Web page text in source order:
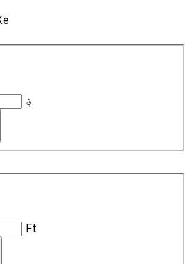
؋
Ft